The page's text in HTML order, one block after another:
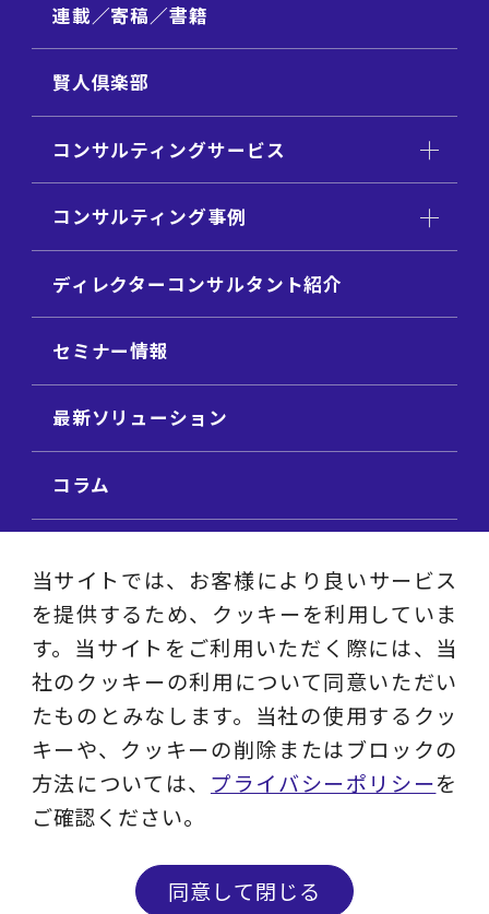
連載／寄稿／書籍
賢人倶楽部
コンサルティングサービス
コンサルティング事例
ディレクターコンサルタント紹介
セミナー情報
最新ソリューション
コラム
ビジネステーマ解説集
動画ライブラリ
採用サイト
プライバシーポリシー
ソーシャルメディアアカウントポリシー
当サイトでは、お客様により良いサービス
を提供するため、クッキーを利用していま
す。当サイトをご利用いただく際には、当
社のクッキーの利用について同意いただい
たものとみなします。当社の使用するクッ
キーや、クッキーの削除またはブロックの
方法については、 プライバシーポリシーを
ご確認ください。
同意して閉じる